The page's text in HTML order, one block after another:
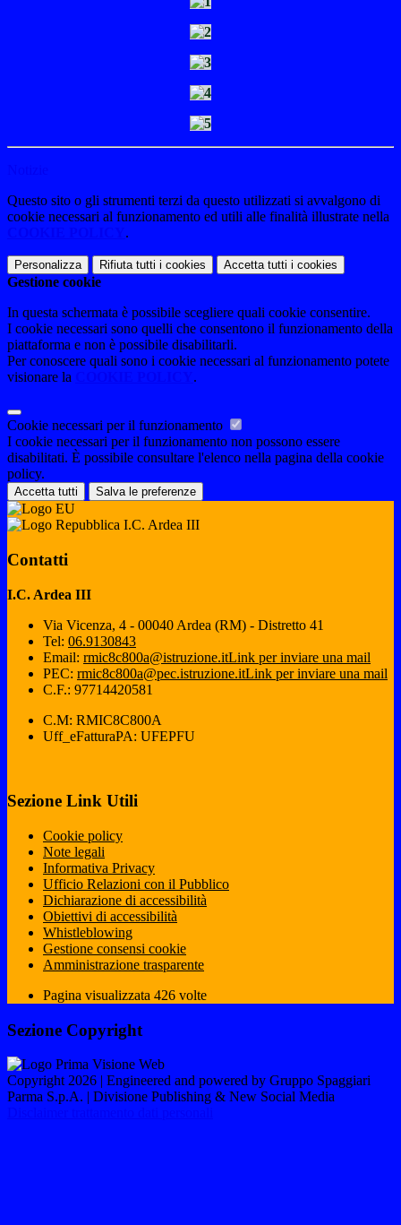
Questo sito o gli strumenti terzi da questo utilizzati si avvalgono di
cookie necessari al funzionamento ed utili alle finalità illustrate nella
.
Personalizza Rifiuta tutti i cookies Accetta tutti i cookies
Gestione cookie
In questa schermata è possibile scegliere quali cookie consentire.
I cookie necessari sono quelli che consentono il funzionamento della
piattaforma e non è possibile disabilitarli.
Per conoscere quali sono i cookie necessari al funzionamento potete
visionare la
.
Cookie necessari per il funzionamento
I cookie necessari per il funzionamento non possono essere
disabilitati. È possibile consultare l'elenco nella pagina della cookie
policy.
Accetta tutti Salva le preferenze
I.C. Ardea III
Contatti
I.C. Ardea III
Via Vicenza, 4 - 00040 Ardea (RM) - Distretto 41
Tel: 06.9130843
Email: rmic8c800a@istruzione.itLink per inviare una mail
PEC: rmic8c800a@pec.istruzione.itLink per inviare una mail
C.F.: 97714420581
C.M: RMIC8C800A
Uff_eFatturaPA: UFEPFU
Sezione Link Utili
Cookie policy
Note legali
Informativa Privacy
Ufficio Relazioni con il Pubblico
Dichiarazione di accessibilità
Obiettivi di accessibilità
Whistleblowing
Gestione consensi cookie
Amministrazione trasparente
Pagina visualizzata 426 volte
Sezione Copyright
Copyright 2026 | Engineered and powered by Gruppo Spaggiari
Parma S.p.A. | Divisione Publishing & New Social Media